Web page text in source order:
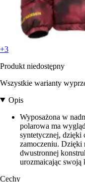
+3
Produkt niedostępny
Wszystkie warianty
Opis
Wyposażona w
polarowa ma
syntetycznej, dzięki
zamoczeniu. Dzięki
dwustronnej
urozmaicając swoją
Cechy